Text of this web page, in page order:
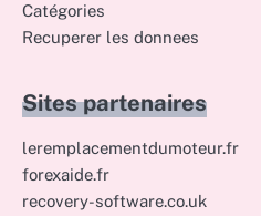
Catégories
Recuperer les donnees
Sites partenaires
leremplacementdumoteur.fr
forexaide.fr
recovery-software.co.uk